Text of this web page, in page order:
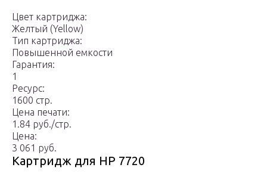
Цвет картриджа:
Желтый (Yellow)
Тип картриджа:
Повышенной емкости
Гарантия:
1
Ресурс:
1600 стр.
Цена печати:
1.84 руб./стр.
Цена:
3 061 руб.
Картридж для HP 7720